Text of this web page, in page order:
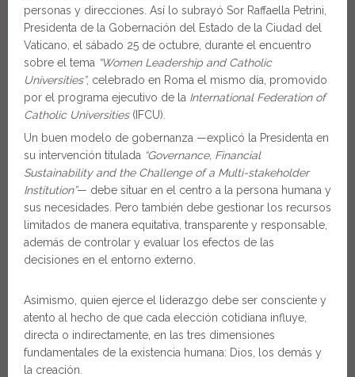
personas y direcciones. Así lo subrayó Sor Raffaella Petrini,
Presidenta de la Gobernación del Estado de la Ciudad del
Vaticano, el sábado 25 de octubre, durante el encuentro
sobre el tema “Women Leadership and Catholic
Universities”, celebrado en Roma el mismo día, promovido
por el programa ejecutivo de la International Federation of
Catholic Universities(IFCU).
Un buen modelo de gobernanza —explicó la Presidenta en
su intervención titulada “Governance, Financial
Sustainability and the Challenge of a Multi-stakeholder
Institution”— debe situar en el centro a la persona humana y
sus necesidades. Pero también debe gestionar los recursos
limitados de manera equitativa, transparente y responsable,
además de controlar y evaluar los efectos de las
decisiones en el entorno externo.
Asimismo, quien ejerce el liderazgo debe ser consciente y
atento al hecho de que cada elección cotidiana influye,
directa o indirectamente, en las tres dimensiones
fundamentales de la existencia humana: Dios, los demás y
la creación.